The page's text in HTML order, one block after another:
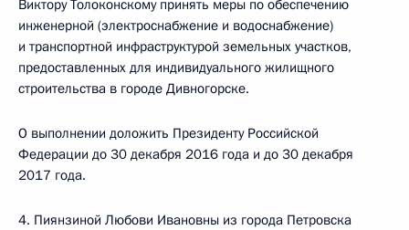
Виктору Толоконскому принять меры по обеспечению
инженерной (электроснабжение и водоснабжение)
и транспортной инфраструктурой земельных участков,
предоставленных для индивидуального жилищного
строительства в городе Дивногорске.
О выполнении доложить Президенту Российской
Федерации до 30 декабря 2016 года и до 30 декабря
2017 года.
4. Пиянзиной Любови Ивановны из города Петровска